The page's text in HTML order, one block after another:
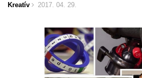
Kreatív 2017. 04. 29.